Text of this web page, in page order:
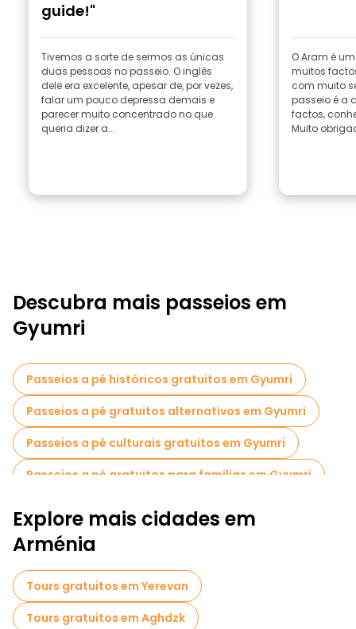
guide!"
Tivemos a sorte de sermos as únicas
duas pessoas no passeio. O inglês
dele era excelente, apesar de, por vezes,
falar um pouco depressa demais e
parecer muito concentrado no que
queria dizer a...
O Aram é
muitos
com muito
passeio é a
factos,
Muito
Descubra mais passeios em
Gyumri
Passeios a pé históricos gratuitos em Gyumri
Passeios a pé gratuitos alternativos em Gyumri
Passeios a pé culturais gratuitos em Gyumri
Passeios a pé gratuitos para famílias em Gyumri
Passeios de Pub Crawl em Gyumri
Passeios a pé noturnos gratuitos em Gyumri
Explore mais cidades em
Arménia
Tours gratuitos em Yerevan
Tours gratuitos em Aghdzk